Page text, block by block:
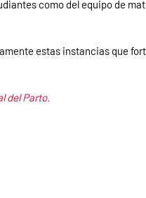
como del equipo de
estas instancias que
del Parto.